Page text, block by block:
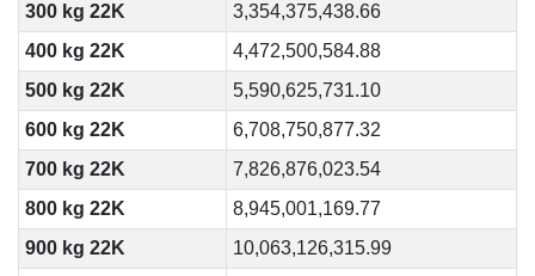
300 kg 22K
3,354,375,438.66
400 kg 22K
4,472,500,584.88
500 kg 22K
5,590,625,731.10
600 kg 22K
6,708,750,877.32
700 kg 22K
7,826,876,023.54
800 kg 22K
8,945,001,169.77
900 kg 22K
10,063,126,315.99